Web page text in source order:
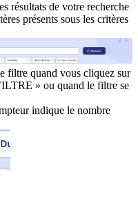
résultats de votre recherche
présents sous les critères
filtre quand vous cliquez sur
» ou quand le filtre se
indique le nombre